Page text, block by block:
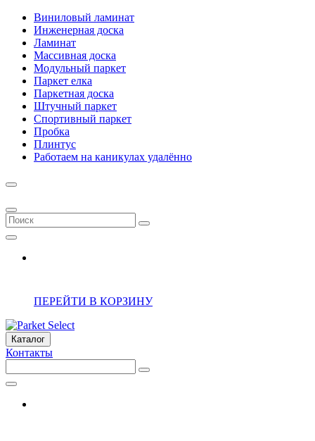
Виниловый ламинат
Инженерная доска
Ламинат
Массивная доска
Модульный паркет
Паркет елка
Паркетная доска
Штучный паркет
Спортивный паркет
Пробка
Плинтус
Работаем на каникулах удалённо
ПЕРЕЙТИ В КОРЗИНУ
Каталог
Контакты